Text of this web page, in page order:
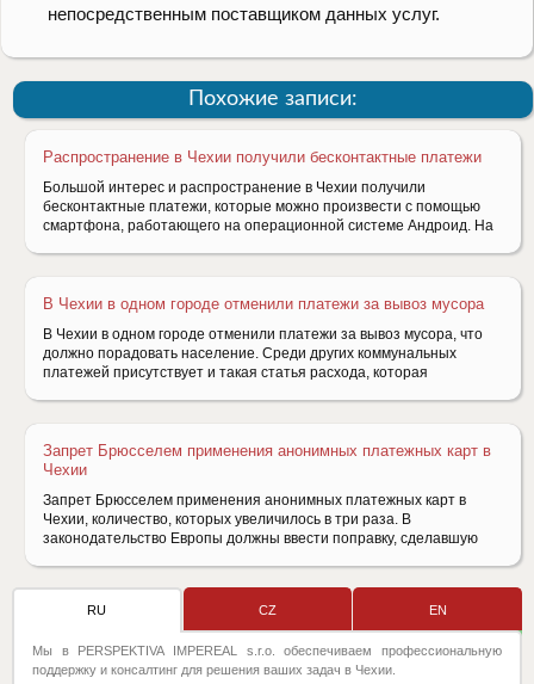
непосредственным поставщиком данных услуг.
Похожие записи:
Распространение в Чехии получили бесконтактные платежи
Большой интерес и распространение в Чехии получили
бесконтактные платежи, которые можно произвести с помощью
смартфона, работающего на операционной системе Андроид. На
В Чехии в одном городе отменили платежи за вывоз мусора
В Чехии в одном городе отменили платежи за вывоз мусора, что
должно порадовать население. Среди других коммунальных
платежей присутствует и такая статья расхода, которая
Запрет Брюсселем применения анонимных платежных карт в
Чехии
Запрет Брюсселем применения анонимных платежных карт в
Чехии, количество, которых увеличилось в три раза. В
законодательство Европы должны ввести поправку, сделавшую
RU CZ EN
Мы в PERSPEKTIVA IMPEREAL s.r.o. обеспечиваем профессиональную
поддержку и консалтинг для решения ваших задач в Чехии.